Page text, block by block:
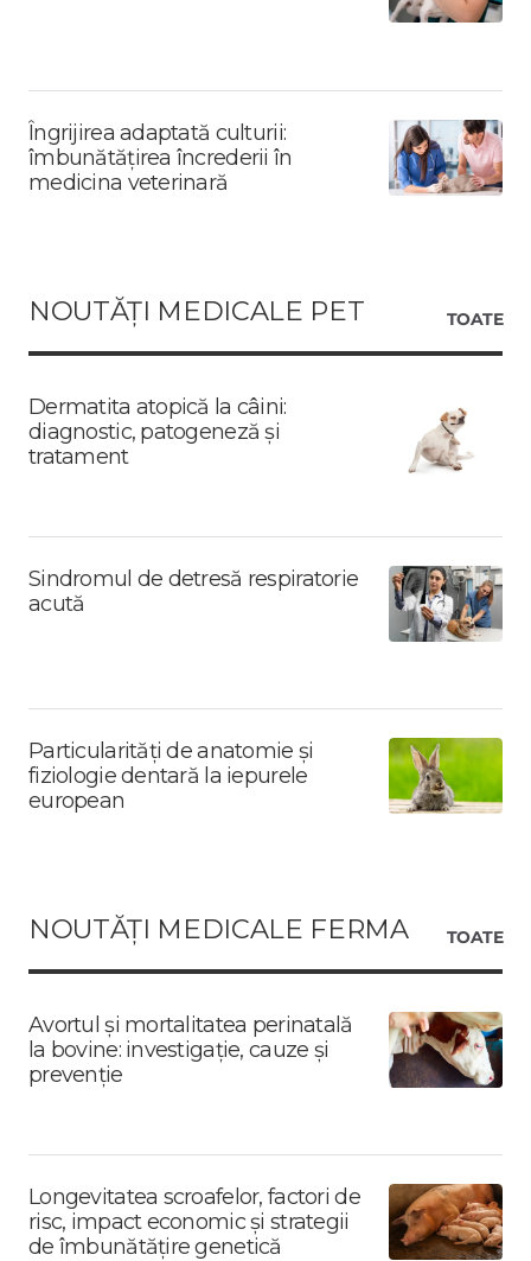
Îngrijirea adaptată culturii:
îmbunătățirea încrederii în
medicina veterinară
NOUTĂȚI MEDICALE PET TOATE
Dermatita atopică la câini:
diagnostic, patogeneză și
tratament
Sindromul de detresă respiratorie
acută
Particularități de anatomie și
fiziologie dentară la iepurele
european
NOUTĂȚI MEDICALE FERMA TOATE
Avortul și mortalitatea perinatală
la bovine: investigație, cauze și
prevenție
Longevitatea scroafelor, factori de
risc, impact economic și strategii
de îmbunătățire genetică